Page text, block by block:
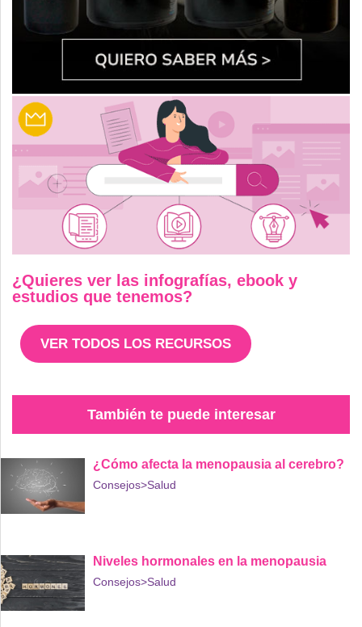
¿Quieres ver las infografías, ebook y
estudios que tenemos?
VER TODOS LOS RECURSOS
También te puede interesar
¿Cómo afecta la menopausia al cerebro?
Consejos>Salud
Niveles hormonales en la menopausia
Consejos>Salud